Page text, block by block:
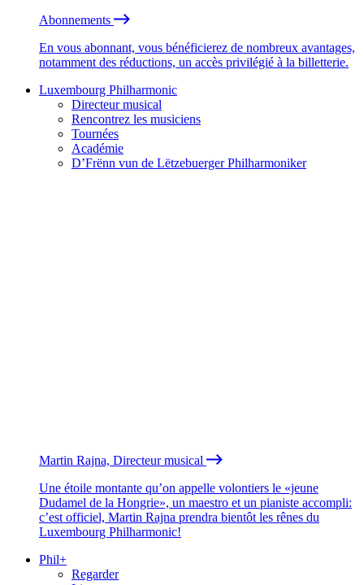
Abonnements
En vous abonnant, vous bénéficierez de nombreux avantages,
notamment des réductions, un accès privilégié à la billetterie.
Luxembourg Philharmonic
Directeur musical
Rencontrez les musiciens
Tournées
Académie
D’Frënn vun de Lëtzebuerger Philharmoniker
Martin Rajna, Directeur musical
Une étoile montante qu’on appelle volontiers le «jeune
Dudamel de la Hongrie», un maestro et un pianiste accompli:
c’est officiel, Martin Rajna prendra bientôt les rênes du
Luxembourg Philharmonic!
Phil+
Regarder